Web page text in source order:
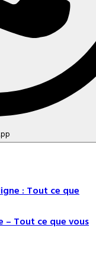
: Tout ce que
– Tout ce que vous